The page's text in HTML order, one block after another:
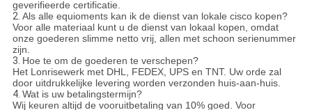
geverifieerde certificatie.
2. Als alle equioments kan ik de dienst van lokale cisco kopen?
Voor alle materiaal kunt u de dienst van lokaal kopen, omdat
onze goederen slimme netto vrij, allen met schoon serienummer
zijn.
3. Hoe te om de goederen te verschepen?
Het Lonrisewerk met DHL, FEDEX, UPS en TNT. Uw orde zal
door uitdrukkelijke levering worden verzonden huis-aan-huis.
4. Wat is uw betalingstermijn?
Wij keuren altijd de vooruitbetaling van 10% goed. Voor